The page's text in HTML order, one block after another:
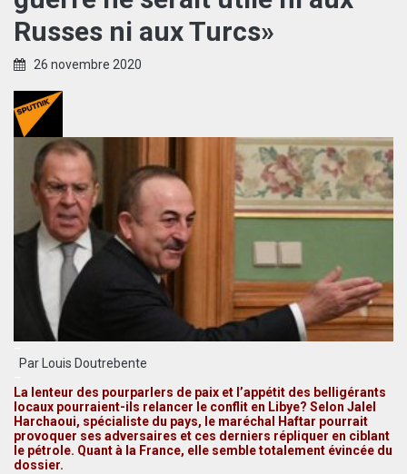
Russes ni aux Turcs»
26 novembre 2020
Par Louis Doutrebente
La lenteur des pourparlers de paix et l’appétit des belligérants
locaux pourraient-ils relancer le conflit en Libye? Selon Jalel
Harchaoui, spécialiste du pays, le maréchal Haftar pourrait
provoquer ses adversaires et ces derniers répliquer en ciblant
le pétrole. Quant à la France, elle semble totalement évincée du
dossier.